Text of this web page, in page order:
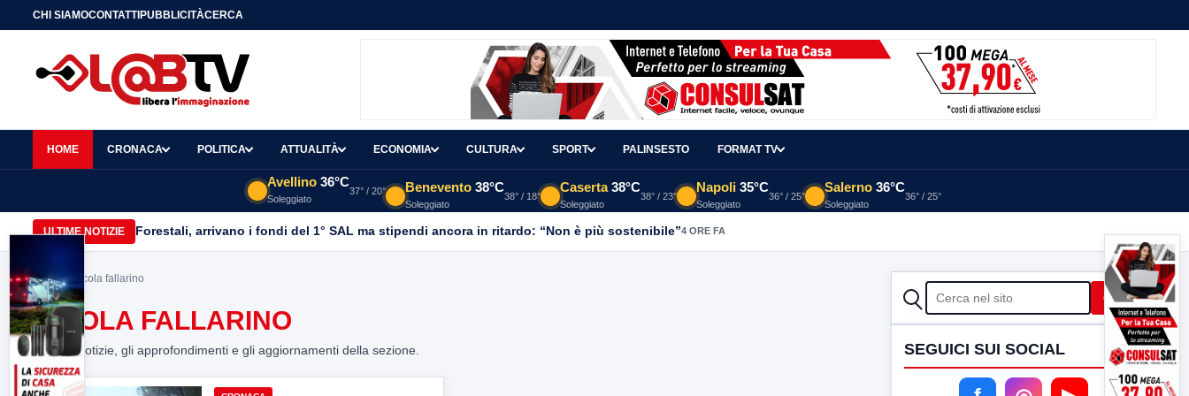
CHI SIAMOCONTATTIPUBBLICITÀCERCA
HOME CRONACA POLITICA ATTUALITÀ ECONOMIA CULTURA SPORT PALINSESTO FORMAT TV
Avellino 36°C
Soleggiato
37° / 20° Benevento 38°C
Soleggiato
38° / 18°
Caserta 38°C
Soleggiato
38° / 23°
Napoli 35°C
Soleggiato
36° / 25°
Salerno 36°C
Soleggiato
36° / 25°
ULTIME NOTIZIE Forestali, arrivano i fondi del 1° SAL ma stipendi ancora in ritardo: “Non è più sostenibile”4 ORE FA
Home> nicola fallarino
NICOLA FALLARINO
Tutte le notizie, gli approfondimenti e gli aggiornamenti della sezione.
CERCA Cerca
SEGUICI SUI SOCIAL